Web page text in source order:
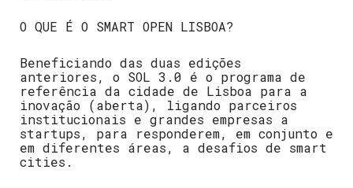
O QUE É O SMART OPEN LISBOA?
Beneficiando das duas edições
anteriores, o SOL 3.0 é o programa de
referência da cidade de Lisboa para a
inovação (aberta), ligando parceiros
institucionais e grandes empresas a
startups, para responderem, em conjunto e
em diferentes áreas, a desafios de smart
cities.